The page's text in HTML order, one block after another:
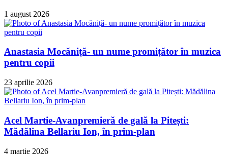
1 august 2026
Anastasia Mocăniță- un nume promițător în muzica
pentru copii
23 aprilie 2026
Acel Martie-Avanpremieră de gală la Pitești:
Mădălina Bellariu Ion, în prim-plan
4 martie 2026